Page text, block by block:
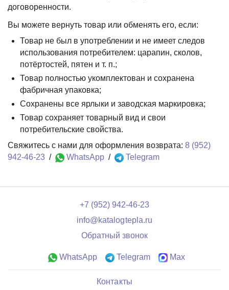
договоренности.
Вы можете вернуть товар или обменять его, если:
Товар не был в употреблении и не имеет следов
использования потребителем: царапин, сколов,
потёртостей, пятен и т. п.;
Товар полностью укомплектован и сохранена
фабричная упаковка;
Сохранены все ярлыки и заводская маркировка;
Товар сохраняет товарный вид и свои
потребительские свойства.
Свяжитесь с нами для оформления возврата:8 (952)
942-46-23 / WhatsApp / Telegram
+7 (952) 942-46-23
info@katalogtepla.ru
Обратный звонок
WhatsApp Telegram Max
Контакты